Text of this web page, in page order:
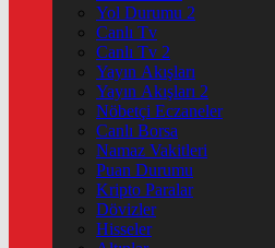
Yol Durumu 2
Canlı Tv
Canlı Tv 2
Yayın Akışları
Yayın Akışları 2
Nöbetçi Eczaneler
Canlı Borsa
Namaz Vakitleri
Puan Durumu
Kripto Paralar
Dövizler
Hisseler